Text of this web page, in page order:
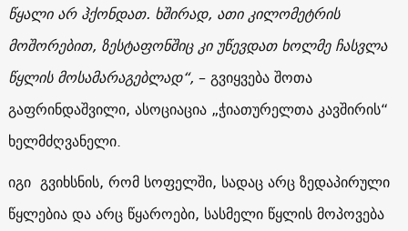
წყალი არ ჰქონდათ. ხშირად, ათი კილომეტრის
მოშორებით, ზესტაფონშიც კი უწევდათ ხოლმე ჩასვლა
წყლის მოსამარაგებლად“, – გვიყვება შოთა
გაფრინდაშვილი, ასოციაცია „ჭიათურელთა კავშირის“
ხელმძღვანელი.
იგი გვიხსნის, რომ სოფელში, სადაც არც ზედაპირული
წყლებია და არც წყაროები, სასმელი წყლის მოპოვება